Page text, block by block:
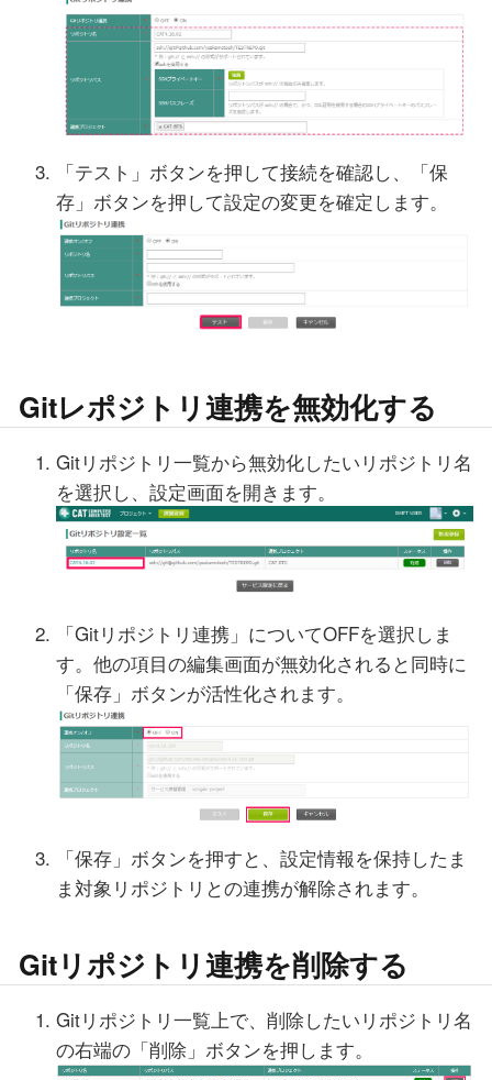
「テスト」ボタンを押して接続を確認し、「保
存」ボタンを押して設定の変更を確定します。
Gitレポジトリ連携を無効化する
Gitリポジトリ一覧から無効化したいリポジトリ名
を選択し、設定画面を開きます。
「Gitリポジトリ連携」についてOFFを選択しま
す。他の項目の編集画面が無効化されると同時に
「保存」ボタンが活性化されます。
「保存」ボタンを押すと、設定情報を保持したま
ま対象リポジトリとの連携が解除されます。
Gitリポジトリ連携を削除する
Gitリポジトリ一覧上で、削除したいリポジトリ名
の右端の「削除」ボタンを押します。